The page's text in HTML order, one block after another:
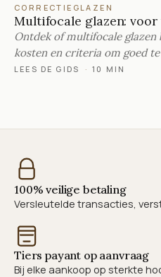
CORRECTIEGLAZEN
Multifocale glazen:
Ontdek of multifocale glazen
kosten en criteria om goed te
LEES DE GIDS · 10 MIN
100% veilige betaling
Versleutelde transacties,
Tiers payant op aanvraag
Bij elke aankoop op sterkte